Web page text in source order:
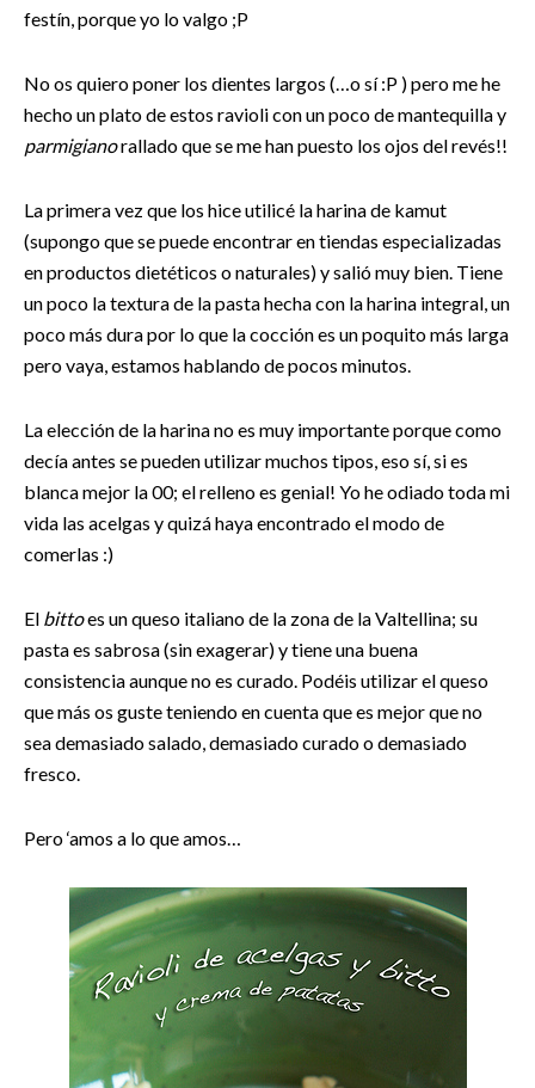
festín, porque yo lo valgo ;P
No os quiero poner los dientes largos (…o sí :P ) pero me he
hecho un plato de estos ravioli con un poco de mantequilla y
parmigianorallado que se me han puesto los ojos del revés!!
La primera vez que los hice utilicé la harina de kamut
(supongo que se puede encontrar en tiendas especializadas
en productos dietéticos o naturales) y salió muy bien. Tiene
un poco la textura de la pasta hecha con la harina integral, un
poco más dura por lo que la cocción es un poquito más larga
pero vaya, estamos hablando de pocos minutos.
La elección de la harina no es muy importante porque como
decía antes se pueden utilizar muchos tipos, eso sí, si es
blanca mejor la 00; el relleno es genial! Yo he odiado toda mi
vida las acelgas y quizá haya encontrado el modo de
comerlas :)
El bittoes un queso italiano de la zona de la Valtellina; su
pasta es sabrosa (sin exagerar) y tiene una buena
consistencia aunque no es curado. Podéis utilizar el queso
que más os guste teniendo en cuenta que es mejor que no
sea demasiado salado, demasiado curado o demasiado
fresco.
Pero ‘amos a lo que amos…